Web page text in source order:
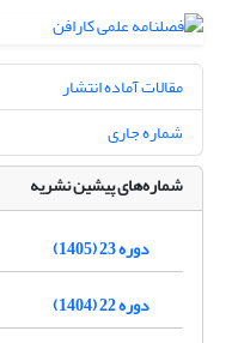
مقالات آماده انتشار
شماره جاری
شماره‌های پیشین نشریه
دوره 23 (1405)
دوره 22 (1404)